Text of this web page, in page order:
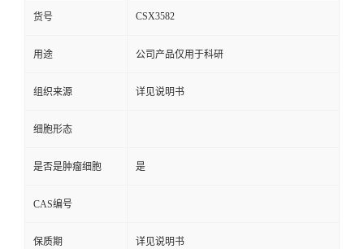
货号 CSX3582
用途 公司产品仅用于科研
组织来源 详见说明书
细胞形态
是否是肿瘤细胞 是
CAS编号
保质期 详见说明书